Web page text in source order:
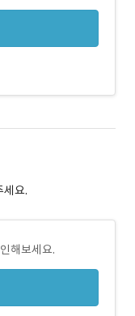
세요.
해보세요.